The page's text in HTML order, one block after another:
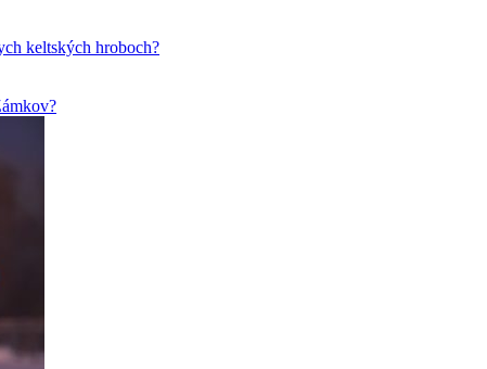
keltských hroboch?